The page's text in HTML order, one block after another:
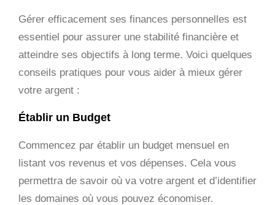
Gérer efficacement ses finances personnelles est
essentiel pour assurer une stabilité financière et
atteindre ses objectifs à long terme. Voici quelques
conseils pratiques pour vous aider à mieux gérer
votre argent :
Établir un Budget
Commencez par établir un budget mensuel en
listant vos revenus et vos dépenses. Cela vous
permettra de savoir où va votre argent et d’identifier
les domaines où vous pouvez économiser.